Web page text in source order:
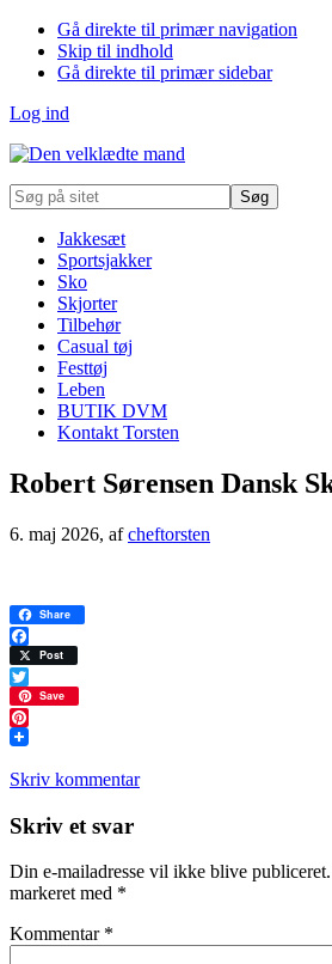
Gå direkte til primær navigation
Skip til indhold
Gå direkte til primær sidebar
Log ind
Søg
på
Jakkesæt
Sportsjakker
Sko
Skjorter
Tilbehør
Casual tøj
Festtøj
Leben
BUTIK DVM
Kontakt Torsten
Robert Sørensen Dansk
6. maj 2026, afcheftorsten
Share
Facebook
Post
Twitter
Save
Pinterest
Skriv kommentar
Læserinteraktioner
Skriv et svar
Din e-mailadresse vil ikke blive publiceret.
markeret med *
Kommentar *